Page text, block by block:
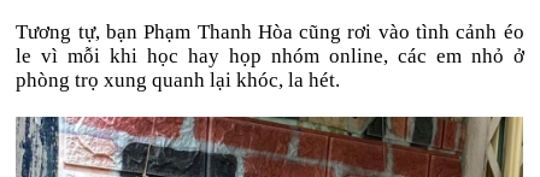
Tương tự, bạn Phạm Thanh Hòa cũng rơi vào tình cảnh éo
le vì mỗi khi học hay họp nhóm online, các em nhỏ ở
phòng trọ xung quanh lại khóc, la hét.